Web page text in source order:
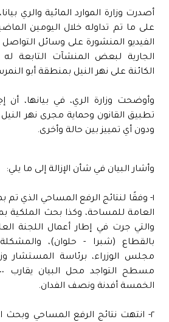
أصدرت وزارة الموارد المائية والري
على ما تم تداوله خلال اليومين
الفيديو المنشورة على وسائل التواصل
الجارية لبعض المنشآت التابعة
الكائنة على نهر النيل بمنطقة أبو
وأوضحت وزارة الري، في بيانها، أن
تطبيق القانون وحماية مجرى نهر النيل
ودون أي تمييز بين حالة وأخرى.
وأشار البيان في شأن الإزالة إلى ما يلي:
١- وفقًا لنتائج الرفع المساحي الذي تم
العامة للمساحة، وكذا بحث الملكية
والتي جرت في إطار أعمال اللجنة
بالقطاع (شبرا - حلوان)،
مجلس الوزراء، برئاسة المستشار
الخمسة أفدنة ونصف الفدان.
٢- انتهت نتائج الرفع المساحي وبحث